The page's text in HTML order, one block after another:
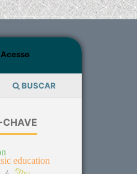
BUSCAR
Acesso
education